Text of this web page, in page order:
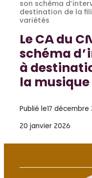
son schéma
destination de la
variétés
Le CA du
schéma
à
la musique
Publié le17 décembre
20 janvier 2026